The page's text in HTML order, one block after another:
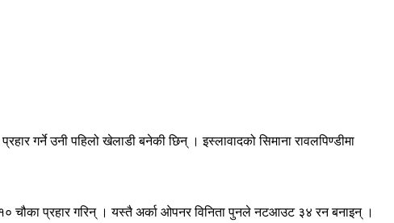
गर्ने उनी पहिलो खेलाडी बनेकी छिन् । इस्लावादको सिमाना रावलपिण्डीमा
प्रहार गरिन् । यस्तै अर्का ओपनर विनिता पुनले नटआउट ३४ रन बनाइन् ।